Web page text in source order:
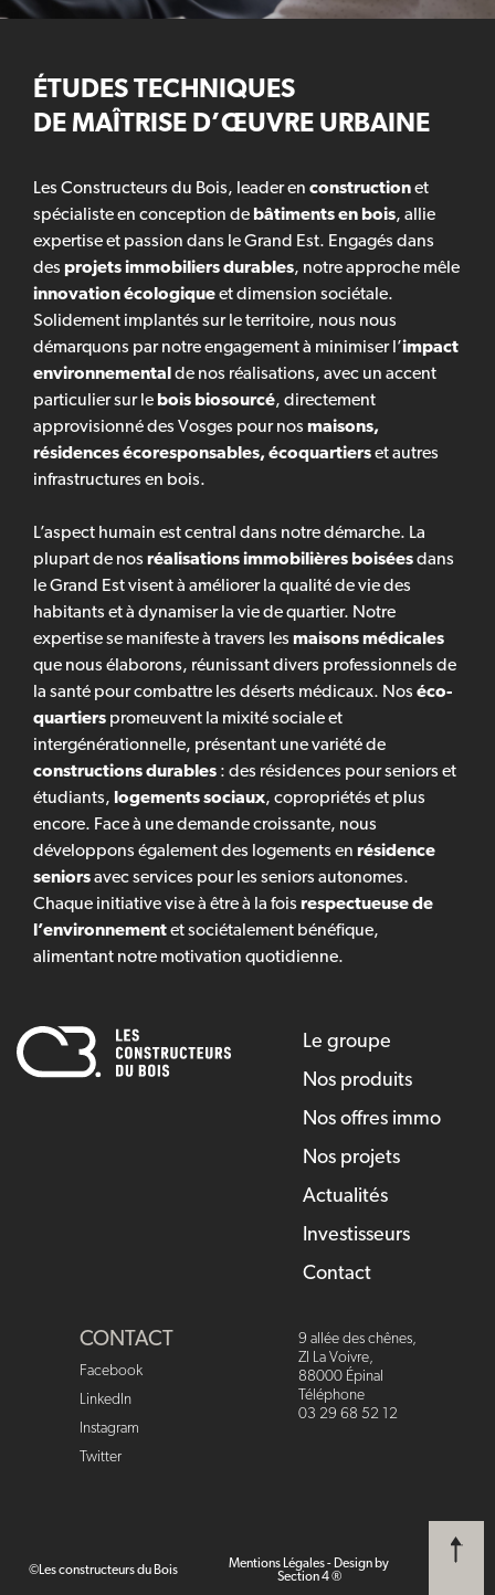
ÉTUDES TECHNIQUES
DE MAÎTRISE D’ŒUVRE URBAINE
Les Constructeurs du Bois, leader en constructionet
spécialiste en conception de bâtiments en bois, allie
expertise et passion dans le Grand Est. Engagés dans
des projets immobiliers durables, notre approche mêle
innovation écologiqueet dimension sociétale.
Solidement implantés sur le territoire, nous nous
démarquons par notre engagement à minimiser l’impact
environnemental de nos réalisations, avec un accent
particulier sur le bois biosourcé, directement
approvisionné des Vosges pour nos maisons,
résidences écoresponsables, écoquartierset autres
infrastructures en bois.
L’aspect humain est central dans notre démarche. La
plupart de nos réalisations immobilières boiséesdans
le Grand Est visent à améliorer la qualité de vie des
habitants et à dynamiser la vie de quartier. Notre
expertise se manifeste à travers les maisons médicales
que nous élaborons, réunissant divers professionnels de
la santé pour combattre les déserts médicaux. Nos éco-
quartiers promeuvent la mixité sociale et
intergénérationnelle, présentant une variété de
constructions durables : des résidences pour seniors et
étudiants, logements sociaux, copropriétés et plus
encore. Face à une demande croissante, nous
développons également des logements en résidence
seniorsavec services pour les seniors autonomes.
Chaque initiative vise à être à la fois respectueuse de
l’environnementet sociétalement bénéfique,
alimentant notre motivation quotidienne.
Le groupe
Nos produits
Nos offres immo
Nos projets
Actualités
Investisseurs
Contact
CONTACT
Facebook
LinkedIn
Instagram
Twitter
9 allée des chênes,
ZI La Voivre,
88000 Épinal
Téléphone
03 29 68 52 12
©Les constructeurs du Bois Mentions Légales- Design by
Section 4 ®